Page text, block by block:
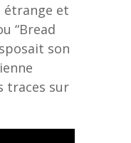
étrange et
“Bread
son
traces sur